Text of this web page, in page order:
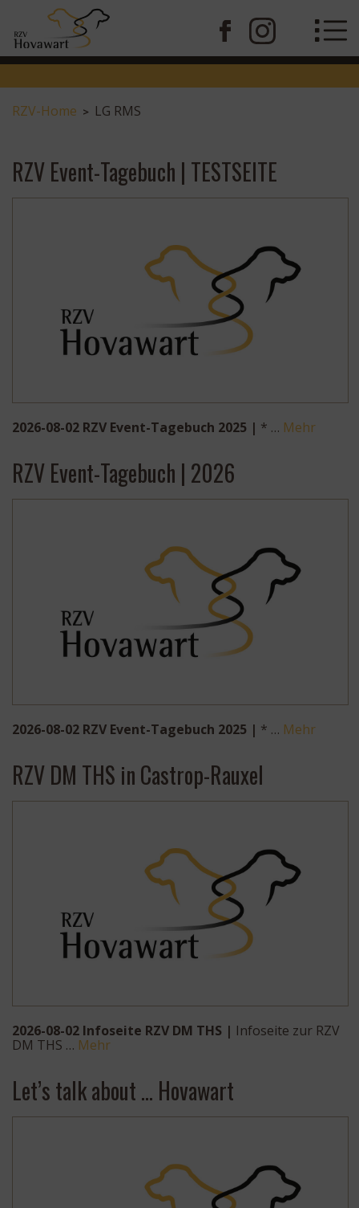
RZV-Home > LG RMS
RZV Event-Tagebuch | TESTSEITE
2026-08-02 RZV Event-Tagebuch 2025 | * … Mehr
RZV Event-Tagebuch | 2026
2026-08-02 RZV Event-Tagebuch 2025 | * … Mehr
RZV DM THS in Castrop-Rauxel
2026-08-02 Infoseite RZV DM THS | Infoseite zur RZV
DM THS … Mehr
Let’s talk about … Hovawart